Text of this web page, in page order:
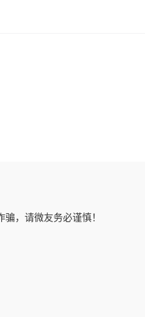
，请微友务必谨慎！